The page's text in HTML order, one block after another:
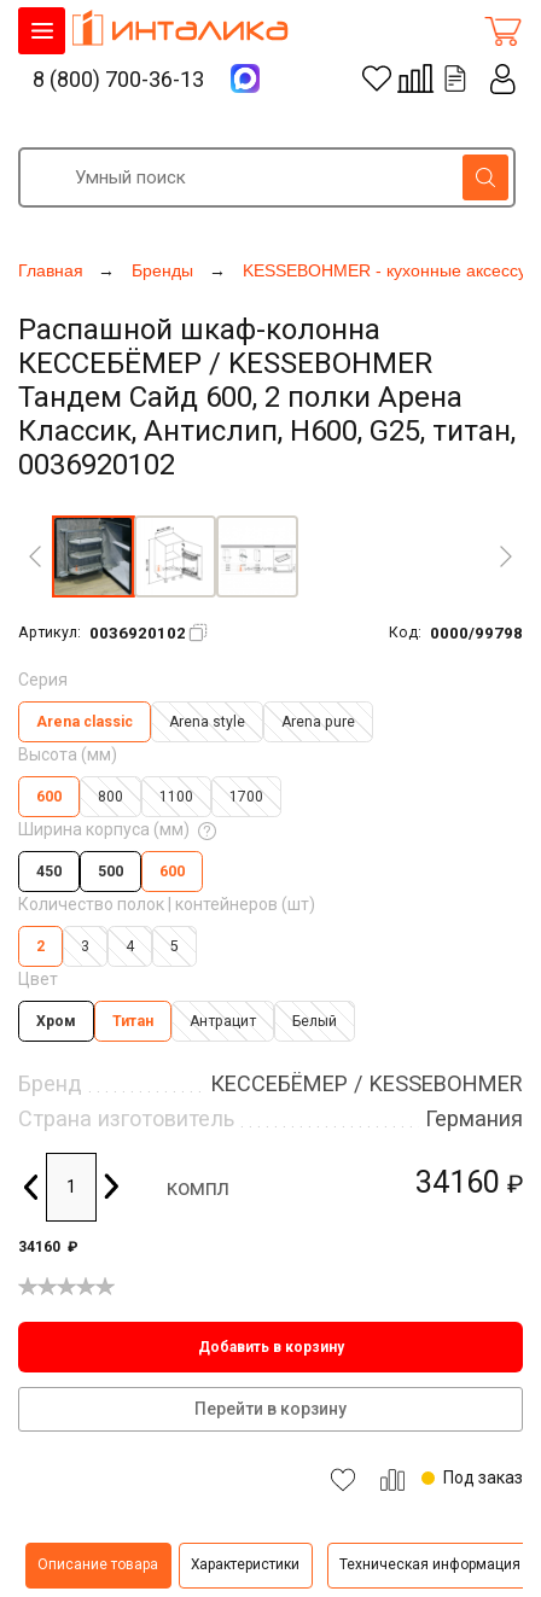
Главная Бренды KESSEBOHMER - кухонные
Распашной шкаф-колонна
КЕССЕБЁМЕР / KESSEBOHMER
Тандем Сайд 600, 2 полки Арена
Классик, Антислип, H600, G25, титан,
0036920102
Артикул: 0036920102 Код: 0000/99798
34160 ₽
Серия
Arena classic Arena style Arena pure
Высота (мм)
600 800 1100 1700
Ширина корпуса (мм)
450 500 600
Количество полок | контейнеров (шт)
2 3 4 5
Цвет
Хром Титан Антрацит Белый
Бренд
КЕССЕБЁМЕР / KESSEBOHMER
Страна изготовитель
Германия
компл
34160 ₽
Добавить в корзину
Перейти в корзину
Под заказ
Описание товара Характеристики Техническая информация
8 (800) 700-36-13